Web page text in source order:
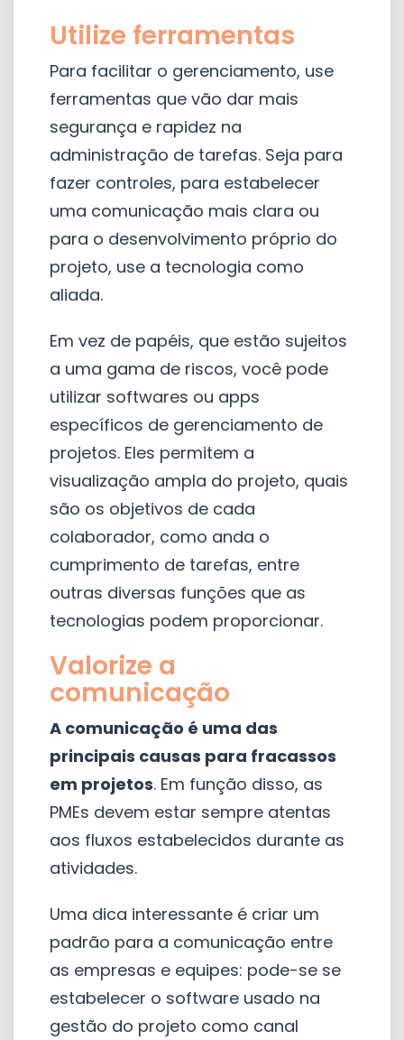
Utilize ferramentas
Para facilitar o gerenciamento, use
ferramentas que vão dar mais
segurança e rapidez na
administração de tarefas. Seja para
fazer controles, para estabelecer
uma comunicação mais clara ou
para o desenvolvimento próprio do
projeto, use a tecnologia como
aliada.
Em vez de papéis, que estão sujeitos
a uma gama de riscos, você pode
utilizar softwares ou apps
específicos de gerenciamento de
projetos. Eles permitem a
visualização ampla do projeto, quais
são os objetivos de cada
colaborador, como anda o
cumprimento de tarefas, entre
outras diversas funções que as
tecnologias podem proporcionar.
Valorize a
comunicação
A comunicação é uma das
principais causas para fracassos
em projetos. Em função disso, as
PMEs devem estar sempre atentas
aos fluxos estabelecidos durante as
atividades.
Uma dica interessante é criar um
padrão para a comunicação entre
as empresas e equipes: pode-se se
estabelecer o software usado na
gestão do projeto como canal